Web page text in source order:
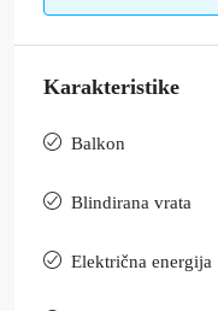
Karakteristike
Balkon
Blindirana vrata
Električna energija